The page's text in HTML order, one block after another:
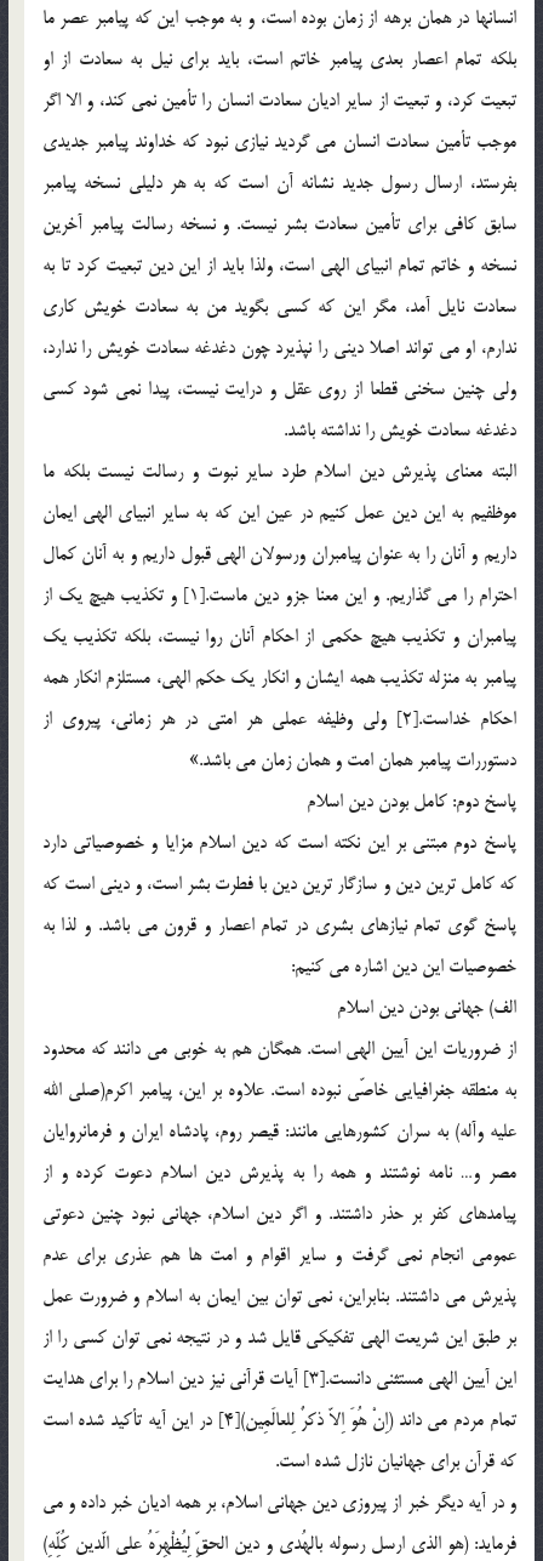
انسانها در همان برهه از زمان بوده است، و به موجب این که پیامبر عصر ما
بلکه تمام اعصار بعدی پیامبر خاتم است، باید برای نیل به سعادت از او
تبعیت کرد، و تبعیت از سایر ادیان سعادت انسان را تأمین نمی کند، و الا اگر
موجب تأمین سعادت انسان می گردید نیازی نبود که خداوند پیامبر جدیدی
بفرستد، ارسال رسول جدید نشانه آن است که به هر دلیلی نسخه پیامبر
سابق کافی برای تأمین سعادت بشر نیست. و نسخه رسالت پیامبر آخرین
نسخه و خاتم تمام انبیای الهی است، ولذا باید از این دین تبعیت کرد تا به
سعادت نایل آمد، مگر این که کسی بگوید من به سعادت خویش کاری
ندارم، او می تواند اصلا دینی را نپذیرد چون دغدغه سعادت خویش را ندارد،
ولی چنین سخنی قطعا از روی عقل و درایت نیست، پیدا نمی شود کسی
دغدغه سعادت خویش را نداشته باشد.
البته معنای پذیرش دین اسلام طرد سایر نبوت و رسالت نیست بلکه ما
موظفیم به این دین عمل کنیم در عین این که به سایر انبیای الهی ایمان
داریم و آنان را به عنوان پیامبران ورسولان الهی قبول داریم و به آنان کمال
احترام را می گذاریم. و این معنا جزو دین ماست.[1] و تكذيب هيچ يك از
پيامبران و تکذيب هيچ حکمي از احکام آنان روا نيست، بلكه تكذيب يك
پيامبر به منزله تکذيب همه ايشان و انكار يك حكم الهي، مستلزم انكار همه
احكام خداست.[2] ولي وظيفه عملي هر امتي در هر زماني، پيروي از
دستوررات پيامبر همان امت و همان زمان مي باشد.»
پاسخ دوم: کامل بودن دین اسلام
پاسخ دوم مبتنی بر این نکته است که دین اسلام مزایا و خصوصیاتی دارد
که کامل ترین دین و سازگار ترین دین با فطرت بشر است، و ديني است كه
پاسخ گوي تمام نيازهاي بشري در تمام اعصار و قرون مي باشد. و لذا به
خصوصیات این دین اشاره می کنیم:
الف) جهاني بودن دين اسلام
از ضروريات اين آيين الهي است. همگان هم به خوبي مي دانند كه محدود
به منطقه جغرافيايي خاصّي نبوده است. علاوه بر اين، پيامبر اكرم(صلي الله
عليه وآله) به سران كشورهايي مانند: قيصر روم، پادشاه ايران و فرمانروايان
مصر و… نامه نوشتند و همه را به پذيرش دين اسلام دعوت كرده و از
پيامدهاي كفر بر حذر داشتند. و اگر دين اسلام، جهاني نبود چنين دعوتي
عمومي انجام نمي گرفت و ساير اقوام و امت ها هم عذري براي عدم
پذيرش مي داشتند. بنابراين، نمي توان بين ايمان به اسلام و ضرورت عمل
بر طبق اين شريعت الهي تفكيكي قايل شد و در نتيجه نمي توان كسي را از
اين آيين الهي مستثني دانست.[3] آيات قرآني نيز دين اسلام را براي هدايت
تمام مردم مي داند (اِنْ هُوَ اِلاّ ذكرٌ لِلعالَمِين)[4] در اين آيه تأكيد شده است
كه قرآن براي جهانيان نازل شده است.
و در آيه ديگر خبر از پيروزي دين جهاني اسلام، بر همه اديان خبر داده و مي
فرمايد: (هو الذي ارسل رسوله بالهُدي و دين الحقِّ لِيُظْهِرَهُ علي الّدين كُلِّهِ)